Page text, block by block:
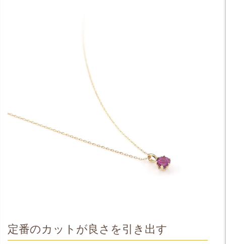
定番のカットが良さを引き出す